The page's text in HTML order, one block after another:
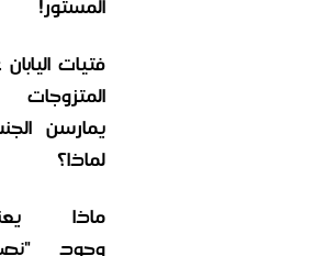
فتيات اليابان
يمارسن
لماذا؟
ماذا
وجود